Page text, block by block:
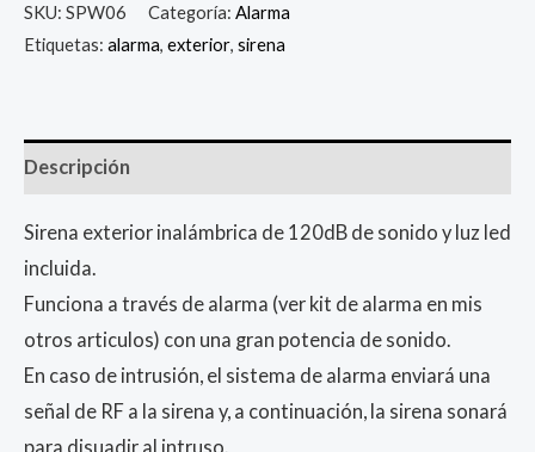
SKU: SPW06 Categoría: Alarma
Etiquetas: alarma, exterior, sirena
Descripción
Sirena exterior inalámbrica de 120dB de sonido y luz led
incluida.
Funciona a través de alarma (ver kit de alarma en mis
otros articulos) con una gran potencia de sonido.
En caso de intrusión, el sistema de alarma enviará una
señal de RF a la sirena y, a continuación, la sirena sonará
para disuadir al intruso.